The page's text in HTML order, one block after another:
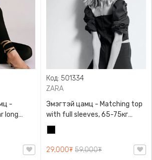
-
long
жинд
458/615,
Код: 501334
ZARA
Эмэгтэй цамц - Matching top
with full sleeves, 65-75кг
жинд таарна, ZARA,
0962/642/800, Задгай
энгэртэй, Урт ханцуйтай,
29,000₮ 59,000₮